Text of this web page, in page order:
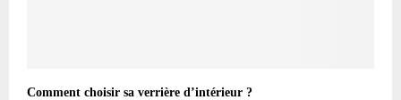
Comment choisir sa verrière d’intérieur ?